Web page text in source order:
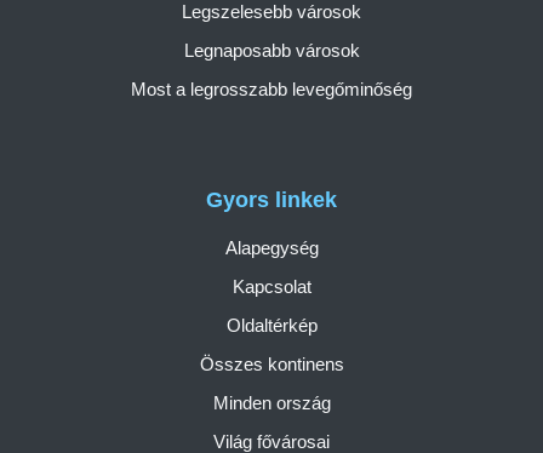
Gyors linkek
Alapegység
Kapcsolat
Oldaltérkép
Összes kontinens
Minden ország
Világ fővárosai
Legszelesebb városok
Legnaposabb városok
Most a legrosszabb levegőminőség